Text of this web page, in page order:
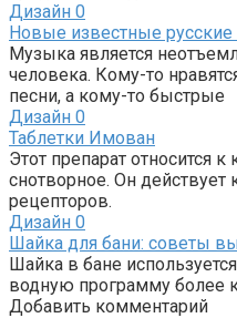
Дизайн 0
Новые известные русские
Музыка является
человека. Кому-то
песни, а кому-то быстрые
Дизайн 0
Таблетки Имован
Этот препарат относится
снотворное. Он действует
рецепторов.
Дизайн 0
Шайка для бани: советы
Шайка в бане
водную программу более
Добавить комментарий